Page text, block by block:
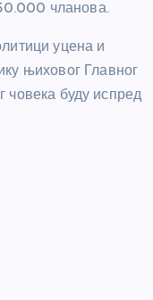
чланова.
уцена и
њиховог Главног
човека буду испред